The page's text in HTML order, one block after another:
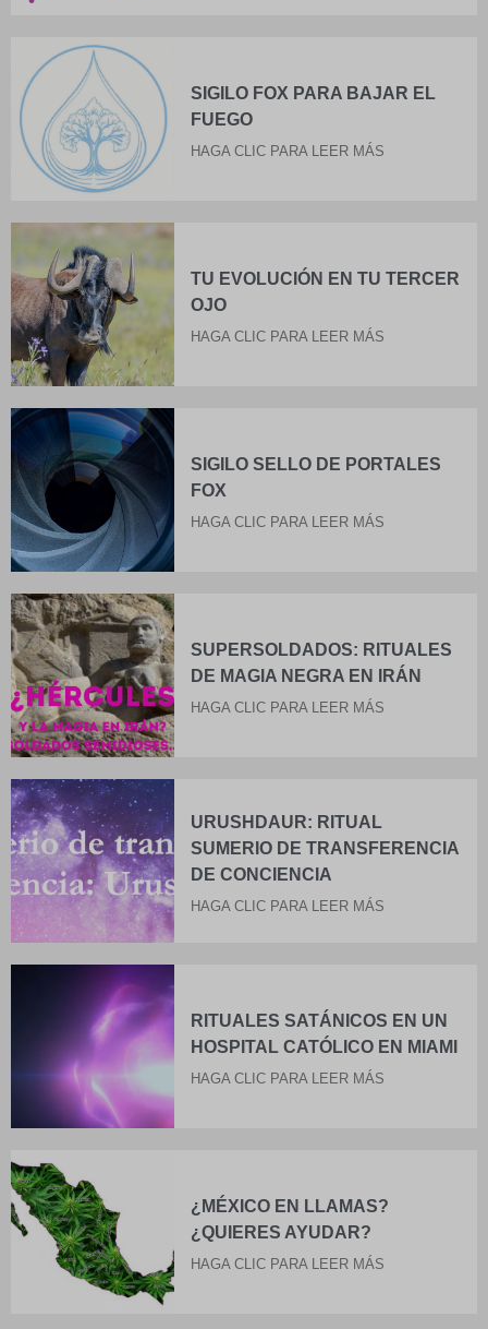
SIGILO FOX PARA BAJAR EL
FUEGO
HAGA CLIC PARA LEER MÁS
TU EVOLUCIÓN EN TU TERCER
OJO
HAGA CLIC PARA LEER MÁS
SIGILO SELLO DE PORTALES
FOX
HAGA CLIC PARA LEER MÁS
SUPERSOLDADOS: RITUALES
DE MAGIA NEGRA EN IRÁN
HAGA CLIC PARA LEER MÁS
URUSHDAUR: RITUAL
SUMERIO DE TRANSFERENCIA
DE CONCIENCIA
HAGA CLIC PARA LEER MÁS
RITUALES SATÁNICOS EN UN
HOSPITAL CATÓLICO EN MIAMI
HAGA CLIC PARA LEER MÁS
¿MÉXICO EN LLAMAS?
¿QUIERES AYUDAR?
HAGA CLIC PARA LEER MÁS